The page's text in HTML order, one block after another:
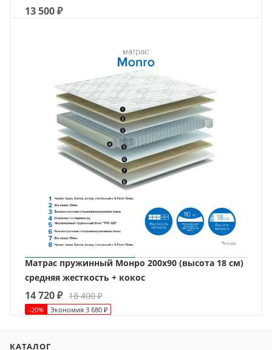
13 500₽
Матрас пружинный Монро 200х90 (высота 18 см)
средняя жесткость + кокос
14 720₽ 18 400₽
-20% Экономия 3 680 ₽
КАТАЛОГ